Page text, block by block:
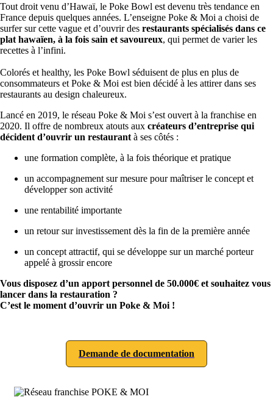
Tout droit venu d’Hawaï, le Poke Bowl est devenu très tendance en
France depuis quelques années. L’enseigne Poke & Moi a choisi de
surfer sur cette vague et d’ouvrir des restaurants spécialisés dans ce
plat hawaïen, à la fois sain et savoureux, qui permet de varier les
recettes à l’infini.
Colorés et healthy, les Poke Bowl séduisent de plus en plus de
consommateurs et Poke & Moi est bien décidé à les attirer dans ses
restaurants au design chaleureux.
Lancé en 2019, le réseau Poke & Moi s’est ouvert à la franchise en
2020. Il offre de nombreux atouts aux créateurs d’entreprise qui
décident d’ouvrir un restaurant à ses côtés :
une formation complète, à la fois théorique et pratique
un accompagnement sur mesure pour maîtriser le concept et
développer son activité
une rentabilité importante
un retour sur investissement dès la fin de la première année
un concept attractif, qui se développe sur un marché porteur
appelé à grossir encore
Vous disposez d’un apport personnel de 50.000€ et souhaitez vous
lancer dans la restauration ?
C’est le moment d’ouvrir un Poke & Moi !
Demande de documentation